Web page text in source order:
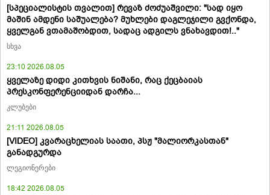
[სპეციალისტის თვალით] რევაზ ძოძუაშვილი: "სად იყო
მაშინ ამდენი საშუალება? მუხლები დაგლეჯილი გვქონდა,
ყველგან ვთამაშობდით, სადაც ადგილს ვნახავდით!.."
სხვა
23:10 2026.08.05
ყველაზე დიდი კითხვის ნიშანი, რაც ქეცბაიას
პრესკონფერენციიდან დარჩა...
კლუბები
21:11 2026.08.05
[VIDEO] კვარაცხელიას საათი, პსჟ "მალიორკასთან"
განადგურდა
ლეგიონერები
18:42 2026.08.05